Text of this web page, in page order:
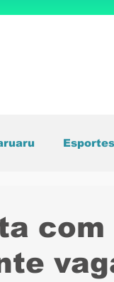
parapan
com